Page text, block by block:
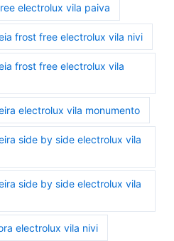
electrolux vila paiva
frost free electrolux vila nivi
frost free electrolux vila
electrolux vila monumento
side by side electrolux vila
side by side electrolux vila
electrolux vila nivi